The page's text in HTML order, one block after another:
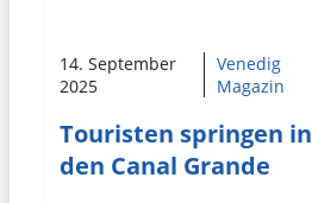
14. September
2025
Venedig
Magazin
Touristen springen in
den Canal Grande